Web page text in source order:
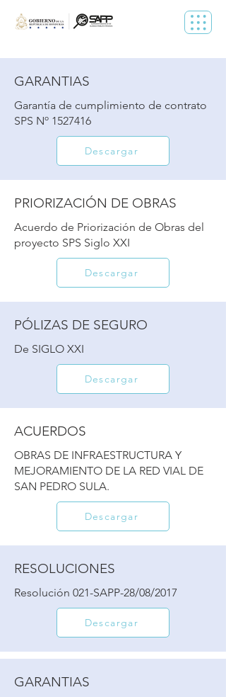
GARANTIAS
Garantía de cumplimiento de contrato
SPS Nº 1527416
Descargar
PRIORIZACIÓN DE OBRAS
Acuerdo de Priorización de Obras del
proyecto SPS Siglo XXI
Descargar
PÓLIZAS DE SEGURO
De SIGLO XXI
Descargar
ACUERDOS
OBRAS DE INFRAESTRUCTURA Y
MEJORAMIENTO DE LA RED VIAL DE
SAN PEDRO SULA.
Descargar
RESOLUCIONES
Resolución 021-SAPP-28/08/2017
Descargar
GARANTIAS